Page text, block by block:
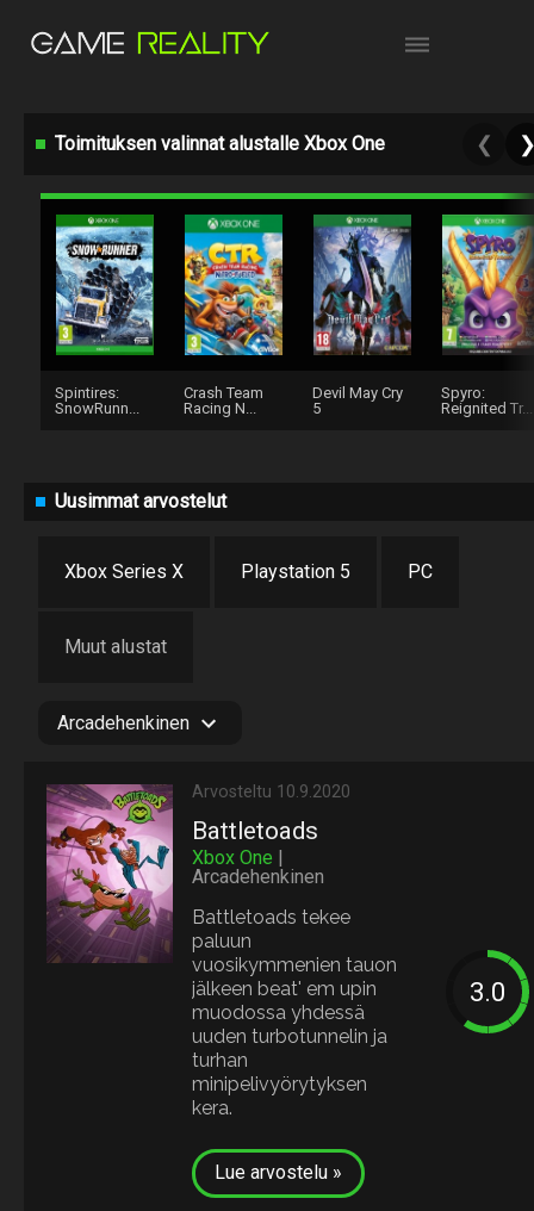
Toimituksen valinnat alustalle Xbox One ❮
Spintires:
SnowRunn...
Crash Team
Racing N...
Devil May Cry
5
Spyro:
Reignited Tr...
Uusimmat arvostelut
Xbox Series X Playstation 5 PC
Muut alustat
Arcadehenkinen
Arvosteltu 10.9.2020
Battletoads
Xbox One |
Arcadehenkinen
Battletoads tekee
paluun
vuosikymmenien tauon
jälkeen beat' em upin
muodossa yhdessä
uuden turbotunnelin ja
turhan
minipelivyörytyksen
kera.
Lue arvostelu »